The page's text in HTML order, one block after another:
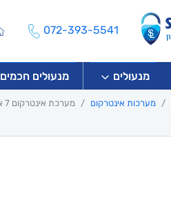
072-393-5541
מנעולים מנעולים חכמים
מערכות אינטרקום מערכת אינטרקום 7 אינץ WIFI עם אפליקציה TUYA